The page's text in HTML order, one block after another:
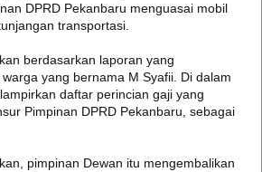
DPRD Pekanbaru menguasai mobil
transportasi.
berdasarkan laporan yang
yang bernama M Syafii. Di dalam
daftar perincian gaji yang
Pimpinan DPRD Pekanbaru, sebagai
pimpinan Dewan itu mengembalikan